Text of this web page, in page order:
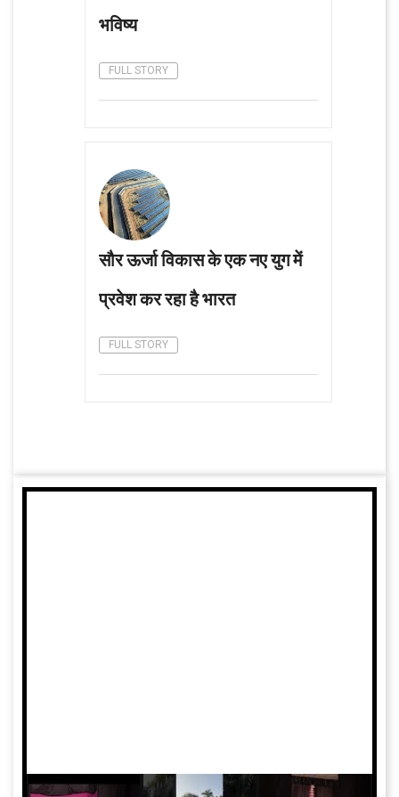
भविष्य
FULL STORY
सौर ऊर्जा विकास के एक नए युग में
प्रवेश कर रहा है भारत
FULL STORY